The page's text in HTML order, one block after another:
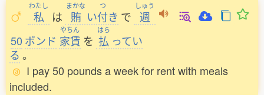
わたし
私 は
まかな
賄 い
つ
付き で
しゅう
週
50 ポンド
やちん
家賃 を
はら
払 ってい
る 。
I pay 50 pounds a week for rent with meals
included.